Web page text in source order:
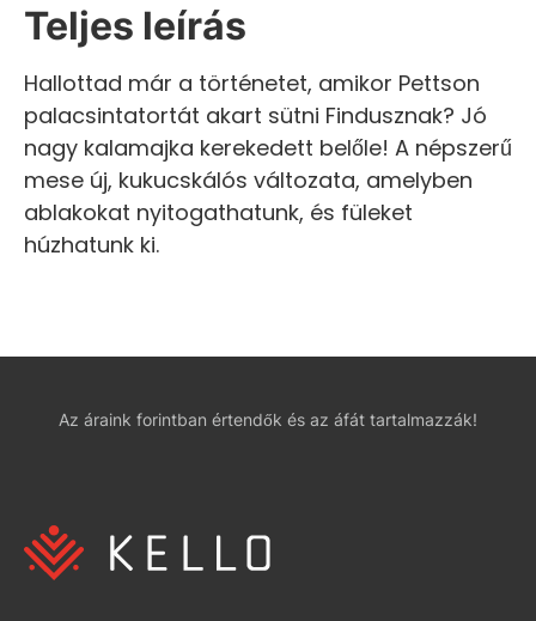
Teljes leírás
Hallottad már a történetet, amikor Pettson
palacsintatortát akart sütni Findusznak? Jó
nagy kalamajka kerekedett belőle! A népszerű
mese új, kukucskálós változata, amelyben
ablakokat nyitogathatunk, és füleket
húzhatunk ki.
Az áraink forintban értendők és az áfát tartalmazzák!